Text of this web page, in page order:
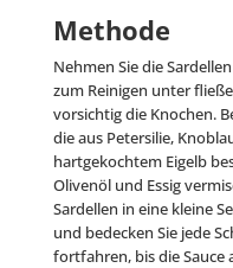
Methode
Nehmen Sie die
zum Reinigen unter
vorsichtig die Knochen.
die aus Petersilie,
hartgekochtem Eigelb
Olivenöl und Essig
Sardellen in eine kleine
und bedecken Sie jede
fortfahren, bis die Sauce